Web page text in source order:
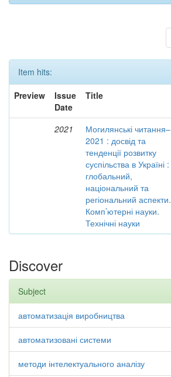
Item hits:
Preview
Issue
Date
Title
2021
Могилянські читання–
2021 : досвід та
тенденції розвитку
суспільства в Україні :
глобальний,
національний та
регіональний аспекти.
Комп’ютерні науки.
Технічні науки
Discover
Subject
автоматизація виробництва
автоматизовані системи
методи інтелектуального аналізу